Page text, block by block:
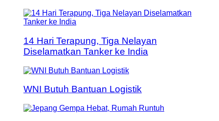
14 Hari Terapung, Tiga Nelayan
Diselamatkan Tanker ke India
WNI Butuh Bantuan Logistik